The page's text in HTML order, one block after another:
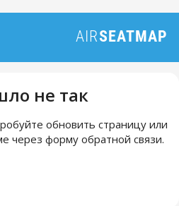
не так
обновить страницу или
через форму обратной связи.